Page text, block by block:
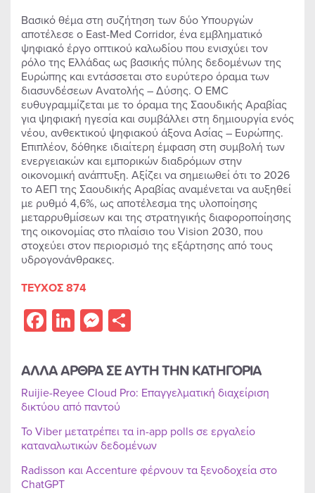
Βασικό θέμα στη συζήτηση των δύο Υπουργών
αποτέλεσε ο East-Med Corridor, ένα εμβληματικό
ψηφιακό έργο οπτικού καλωδίου που ενισχύει τον
ρόλο της Ελλάδας ως βασικής πύλης δεδομένων της
Ευρώπης και εντάσσεται στο ευρύτερο όραμα των
διασυνδέσεων Ανατολής – Δύσης. Ο EMC
ευθυγραμμίζεται με το όραμα της Σαουδικής Αραβίας
για ψηφιακή ηγεσία και συμβάλλει στη δημιουργία ενός
νέου, ανθεκτικού ψηφιακού άξονα Ασίας – Ευρώπης.
Επιπλέον, δόθηκε ιδιαίτερη έμφαση στη συμβολή των
ενεργειακών και εμπορικών διαδρόμων στην
οικονομική ανάπτυξη. Αξίζει να σημειωθεί ότι το 2026
το ΑΕΠ της Σαουδικής Αραβίας αναμένεται να αυξηθεί
με ρυθμό 4,6%, ως αποτέλεσμα της υλοποίησης
μεταρρυθμίσεων και της στρατηγικής διαφοροποίησης
της οικονομίας στο πλαίσιο του Vision 2030, που
στοχεύει στον περιορισμό της εξάρτησης από τους
υδρογονάνθρακες.
ΤΕΥΧΟΣ 874
Facebook
LinkedIn
Messenger
ΑΛΛΑ ΑΡΘΡΑ ΣΕ ΑΥΤΗ ΤΗΝ ΚΑΤΗΓΟΡΙΑ
Ruijie-Reyee Cloud Pro: Επαγγελματική διαχείριση
δικτύου από παντού
Το Viber μετατρέπει τα in-app polls σε εργαλείο
καταναλωτικών δεδομένων
Radisson και Accenture φέρνουν τα ξενοδοχεία στο
ChatGPT